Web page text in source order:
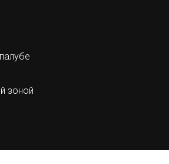
зоной